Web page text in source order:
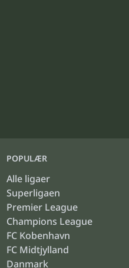
POPULÆR
Alle ligaer
Superligaen
Premier League
Champions League
FC Kobenhavn
FC Midtjylland
Danmark